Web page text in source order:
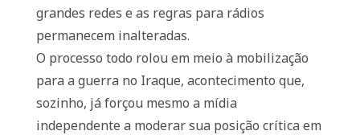
grandes redes e as regras para rádios
permanecem inalteradas.
O processo todo rolou em meio à mobilização
para a guerra no Iraque, acontecimento que,
sozinho, já forçou mesmo a mídia
independente a moderar sua posição crítica em